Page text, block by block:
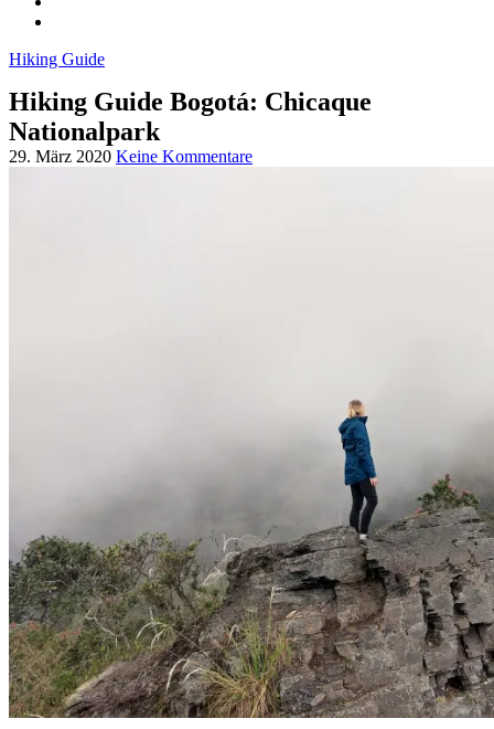
Hiking Guide
Hiking Guide Bogotá: Chicaque
Nationalpark
29. März 2020 Keine Kommentare